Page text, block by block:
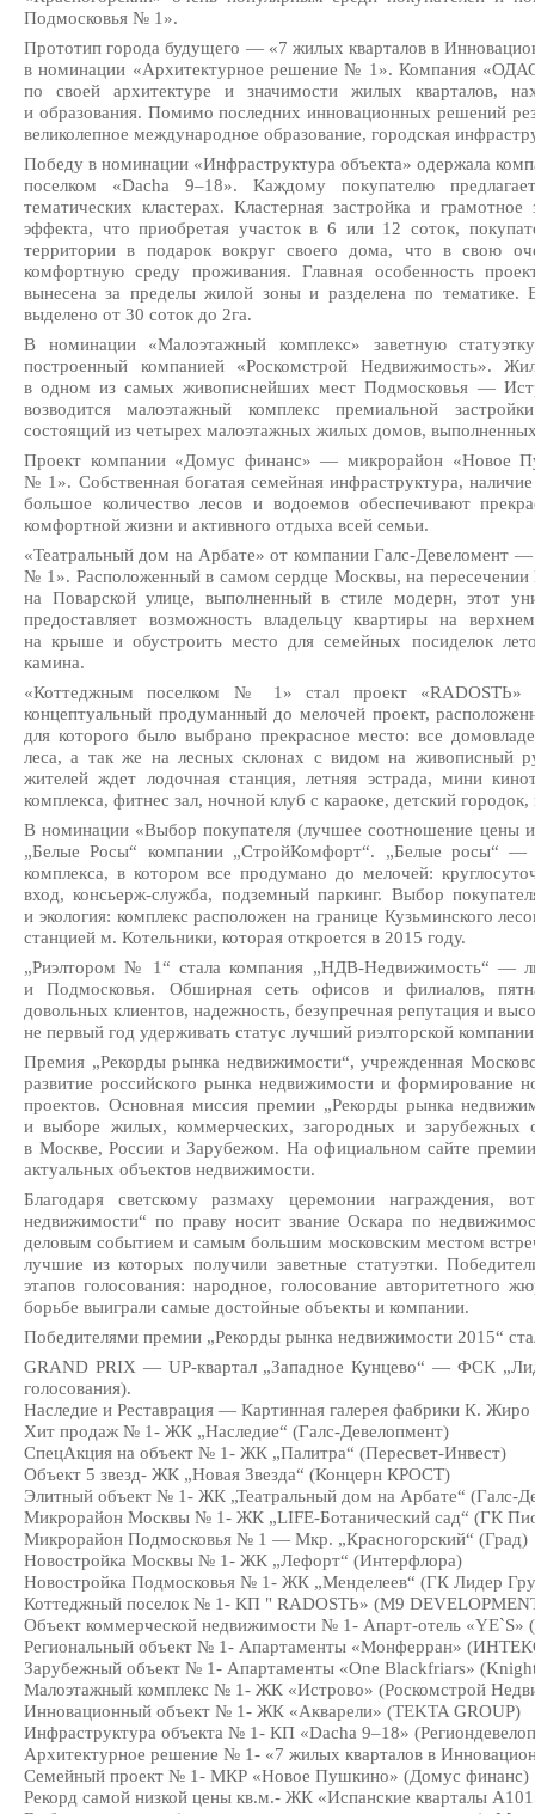
Подмосковья № 1».
Прототип города будущего — «7 жилых кварталов в
в номинации «Архитектурное решение № 1». Компания «ОДАС
по своей архитектуре и значимости жилых кварталов,
и образования. Помимо последних инновационных решений
великолепное международное образование, городская
Победу в номинации «Инфраструктура объекта» одержала
поселком «Dacha 9–18». Каждому покупателю
тематических кластерах. Кластерная застройка и грамотное
эффекта, что приобретая участок в 6 или 12 соток,
территории в подарок вокруг своего дома, что в свою
комфортную среду проживания. Главная особенность
вынесена за пределы жилой зоны и разделена по тематике.
выделено от 30 соток до 2га.
В номинации «Малоэтажный комплекс» заветную
построенный компанией «Роскомстрой Недвижимость».
в одном из самых живописнейших мест Подмосковья —
возводится малоэтажный комплекс премиальной
состоящий из четырех малоэтажных жилых домов,
Проект компании «Домус финанс» — микрорайон «Новое
№ 1». Собственная богатая семейная инфраструктура,
большое количество лесов и водоемов обеспечивают
комфортной жизни и активного отдыха всей семьи.
«Театральный дом на Арбате» от компанииГалс-Девеломент —
№ 1». Расположенный в самом сердце Москвы, на
на Поварской улице, выполненный в стиле модерн, этот
предоставляет возможность владельцу квартиры на
на крыше и обустроить место для семейных посиделок
камина.
«Коттеджным поселком № 1» стал проект «RADOSTЬ»
концептуальный продуманный до мелочей проект,
для которого было выбрано прекрасное место: все
леса, а так же на лесных склонах с видом на живописный
жителей ждет лодочная станция, летняя эстрада, мини
комплекса, фитнес зал, ночной клуб с караоке, детский
В номинации «Выбор покупателя (лучшее соотношение цены и
„Белые Росы“ компании „СтройКомфорт“. „Белые росы“ —
комплекса, в котором все продумано до мелочей:
вход,консьерж-служба, подземный паркинг. Выбор
и экология: комплекс расположен на границе Кузьминского
станцией м. Котельники, которая откроется в 2015 году.
„Риэлтором № 1“ стала компания „НДВ-Недвижимость“ —
и Подмосковья. Обширная сеть офисов и филиалов,
довольных клиентов, надежность, безупречная репутация и
не первый год удерживать статус лучший риэлторской
Премия „Рекорды рынка недвижимости“, учрежденная
развитие российского рынка недвижимости и формирование
проектов. Основная миссия премии „Рекорды рынка
и выборе жилых, коммерческих, загородных и зарубежных
в Москве, России и Зарубежом. На официальном сайте
актуальных объектов недвижимости.
Благодаря светскому размаху церемонии награждения,
недвижимости“ по праву носит звание Оскара по
деловым событием и самым большим московским местом
лучшие из которых получили заветные статуэтки.
этапов голосования: народное, голосование авторитетного
борьбе выиграли самые достойные объекты и компании.
Победителями премии „Рекорды рынка недвижимости 2015“
GRAND PRIX — UP-квартал„Западное Кунцево“ — ФСК
голосования).
Наследие и Реставрация — Картинная галерея фабрики К. Жиро
Хит продаж № 1- ЖК „Наследие“ (Галс-Девелопмент)
СпецАкция на объект № 1- ЖК „Палитра“ (Пересвет-Инвест)
Объект 5 звезд- ЖК „Новая Звезда“ (Концерн КРОСТ)
Элитный объект № 1- ЖК „Театральный дом на Арбате“ (Галс-
Микрорайон Москвы № 1- ЖК „LIFE-Ботанический сад“ (ГК
Микрорайон Подмосковья № 1 — Мкр. „Красногорский“ (Град)
Новостройка Москвы № 1- ЖК „Лефорт“ (Интерфлора)
Новостройка Подмосковья № 1- ЖК „Менделеев“ (ГК Лидер
Коттеджный поселок № 1- КП " RADOSTЬ» (M9
Объект коммерческой недвижимости № 1- Апарт-отель «YE`S»
Региональный объект № 1- Апартаменты «Монферран»
Зарубежный объект № 1- Апартаменты «One Blackfriars»
Малоэтажный комплекс № 1- ЖК «Истрово» (Роскомстрой
Инновационный объект № 1- ЖК «Акварели» (TEKTA GROUP)
Инфраструктура объекта № 1- КП «Dacha 9–18»
Архитектурное решение № 1- «7 жилых кварталов в
Семейный проект № 1- МКР «Новое Пушкино» (Домус финанс)
Рекорд самой низкой цены кв.м.- ЖК «Испанские кварталы